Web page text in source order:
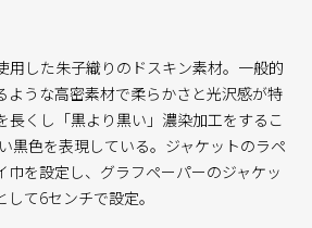
用した朱子織りのドスキン素材。一般的
ような高密素材で柔らかさと光沢感が特
長くし「黒より黒い」濃染加工をするこ
黒色を表現している。ジャケットのラペ
巾を設定し、グラフペーパーのジャケッ
て6センチで設定。